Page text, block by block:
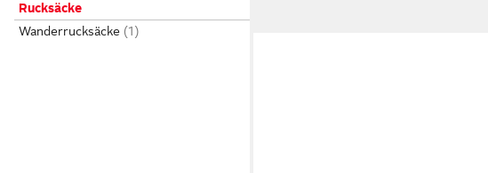
Rucksäcke
Wanderrucksäcke